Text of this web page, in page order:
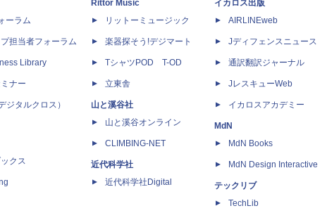
ーラム
担当者フォーラム
Library
ナー
ジタルクロス）
クス
Rittor Music
リットーミュージック
楽器探そう!デジマート
TシャツPOD T-OD
立東舎
山と溪谷社
山と溪谷オンライン
CLIMBING-NET
近代科学社
近代科学社Digital
イカロス出版
AIRLINEweb
Jディフェンスニュース
通訳翻訳ジャーナル
JレスキューWeb
イカロスアカデミー
MdN
MdN Books
MdN Design Interactive
テックリブ
TechLib